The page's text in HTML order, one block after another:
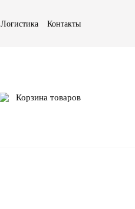
Логистика Контакты
Корзина товаров